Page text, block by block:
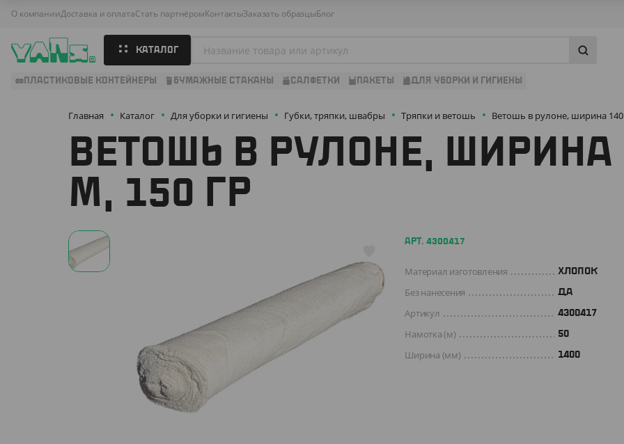
О компанииДоставка и оплатаСтать партнёромКонтактыЗаказать образцыБлог
КАТАЛОГ
ПЛАСТИКОВЫЕ КОНТЕЙНЕРЫ БУМАЖНЫЕ СТАКАНЫ САЛФЕТКИ ПАКЕТЫ ДЛЯ УБОРКИ И ГИГИЕНЫ
Главная Каталог Для уборки и гигиены Губки, тряпки, швабры Тряпки и ветошь Ветошь в рулоне, ширина 140
ВЕТОШЬ В РУЛОНЕ, ШИРИНА
М, 150 ГР
АРТ. 4300417
Материал изготовления ХЛОПОК
Без нанесения ДА
Артикул 4300417
Намотка (м) 50
Ширина (мм) 1400